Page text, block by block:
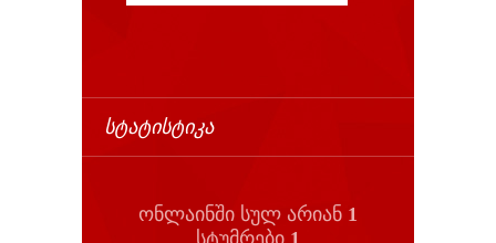
ᲡᲢᲐᲢᲘᲡᲢᲘᲙᲐ
ონლაინში სულ არიან 1
სტუმრები 1